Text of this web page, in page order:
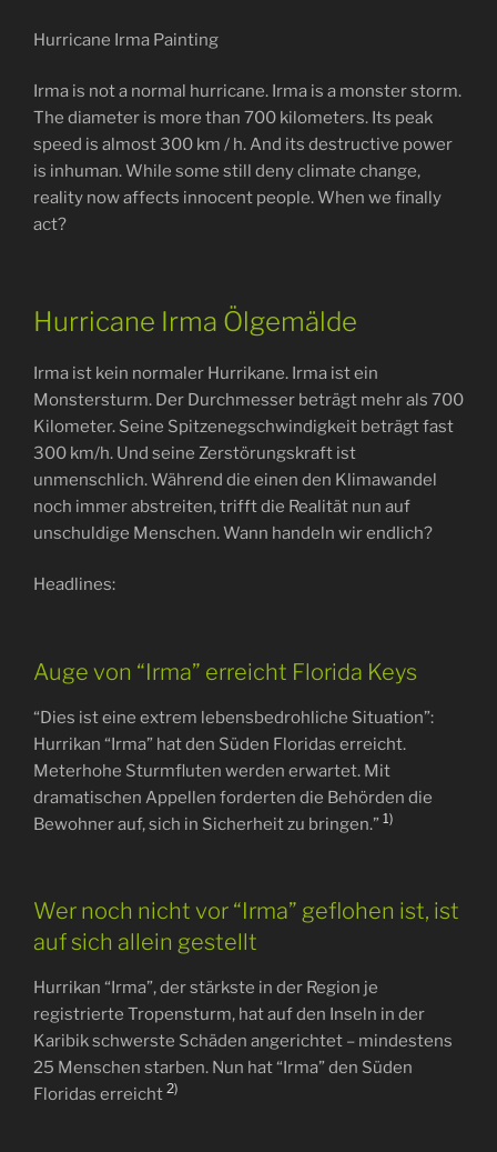
Hurricane Irma Painting
Irma is not a normal hurricane. Irma is a monster storm.
The diameter is more than 700 kilometers. Its peak
speed is almost 300 km / h. And its destructive power
is inhuman. While some still deny climate change,
reality now affects innocent people. When we finally
act?
Hurricane Irma Ölgemälde
Irma ist kein normaler Hurrikane. Irma ist ein
Monstersturm. Der Durchmesser beträgt mehr als 700
Kilometer. Seine Spitzenegschwindigkeit beträgt fast
300 km/h. Und seine Zerstörungskraft ist
unmenschlich. Während die einen den Klimawandel
noch immer abstreiten, trifft die Realität nun auf
unschuldige Menschen. Wann handeln wir endlich?
Headlines:
Auge von “Irma” erreicht Florida Keys
“Dies ist eine extrem lebensbedrohliche Situation”:
Hurrikan “Irma” hat den Süden Floridas erreicht.
Meterhohe Sturmfluten werden erwartet. Mit
dramatischen Appellen forderten die Behörden die
Bewohner auf, sich in Sicherheit zu bringen.” 1)
Wer noch nicht vor “Irma” geflohen ist, ist
auf sich allein gestellt
Hurrikan “Irma”, der stärkste in der Region je
registrierte Tropensturm, hat auf den Inseln in der
Karibik schwerste Schäden angerichtet – mindestens
25 Menschen starben. Nun hat “Irma” den Süden
Floridas erreicht 2)